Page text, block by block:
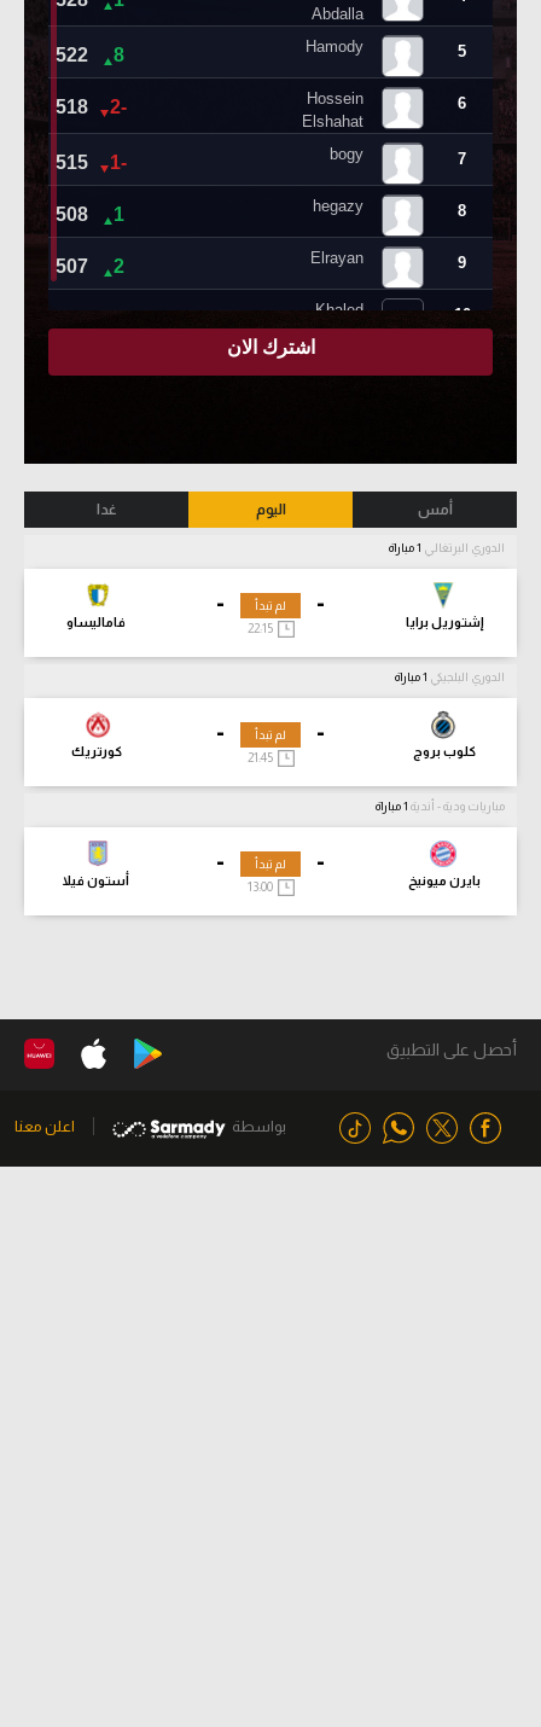
أمس اليوم غدا
الدوري البرتغالي
-
إشتوريل برايا
-
فاماليساو
لم تبدأ
22:15
الدوري البلجيكي
-
كلوب بروج
-
كورتريك
لم تبدأ
21:45
مباريات ودية - أندية
-
بايرن ميونيخ
-
أستون فيلا
لم تبدأ
13:00
أحصل على التطبيق
بواسطة اعلن معنا